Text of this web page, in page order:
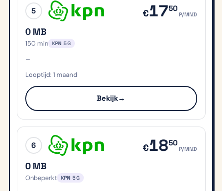
5
0 MB
150 min KPN 5G
–
1 maand
€1750
P/MND
Bekijk→
6
0 MB
Onbeperkt KPN 5G
€1850
P/MND